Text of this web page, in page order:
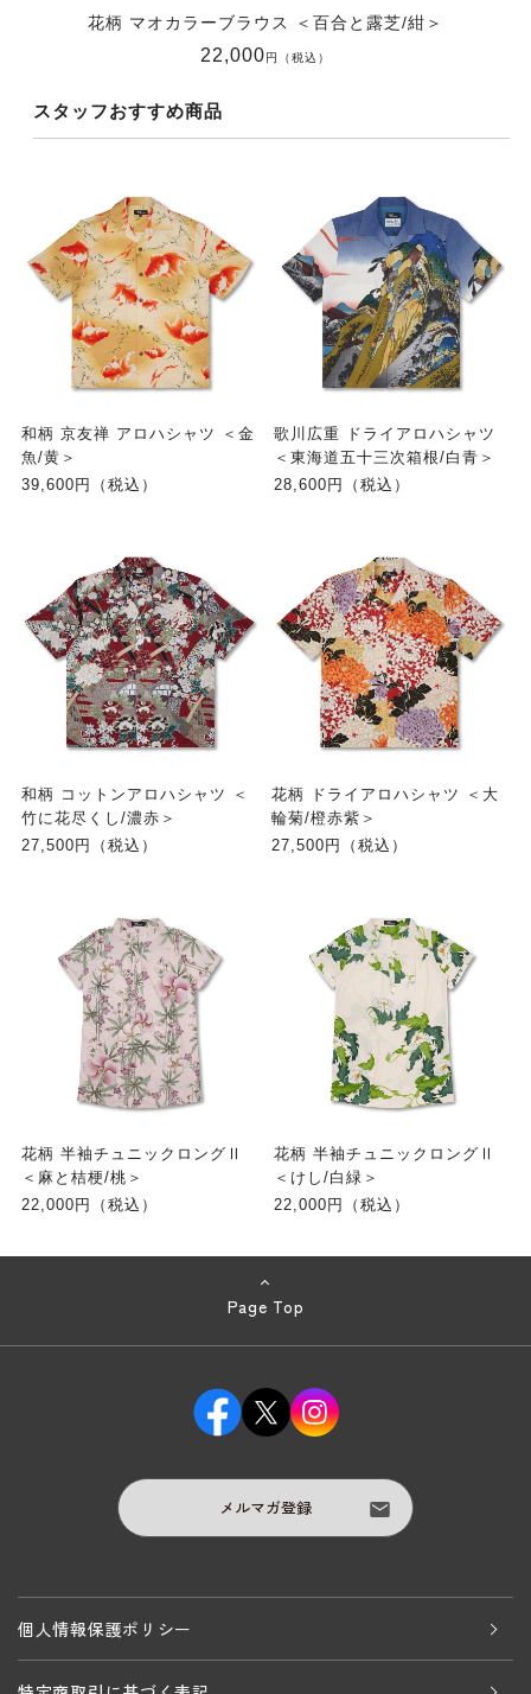
花柄 マオカラーブラウス ＜百合と露芝/紺＞
22,000円（税込）
スタッフおすすめ商品
和柄 京友禅 アロハシャツ ＜金
魚/黄＞
39,600円（税込）
歌川広重 ドライアロハシャツ
＜東海道五十三次箱根/白青＞
28,600円（税込）
和柄 コットンアロハシャツ ＜
竹に花尽くし/濃赤＞
27,500円（税込）
花柄 ドライアロハシャツ ＜大
輪菊/橙赤紫＞
27,500円（税込）
花柄 半袖チュニックロングⅡ
＜麻と桔梗/桃＞
22,000円（税込）
花柄 半袖チュニックロングⅡ
＜けし/白緑＞
22,000円（税込）
Page Top
メルマガ登録
個人情報保護ポリシー